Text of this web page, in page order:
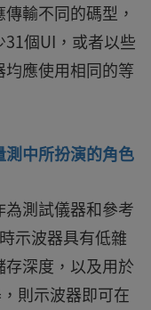
輸不同的碼型，
個UI，或者以些
應使用相同的等
中所扮演的角色
測試儀器和參考
示波器具有低雜
深度，以及用於
則示波器即可在